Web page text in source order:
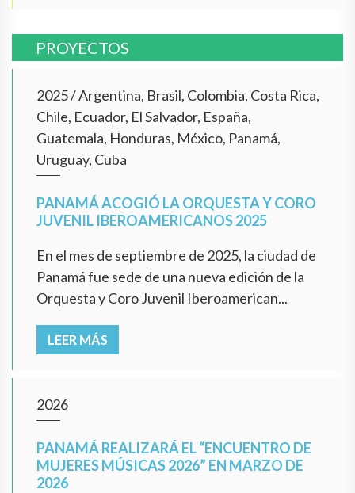
PROYECTOS
2025/Argentina, Brasil, Colombia, Costa Rica,
Chile, Ecuador, El Salvador, España,
Guatemala, Honduras, México, Panamá,
Uruguay, Cuba
PANAMÁ ACOGIÓ LA ORQUESTA Y CORO
JUVENIL IBEROAMERICANOS 2025
En el mes de septiembre de 2025, la ciudad de
Panamá fue sede de una nueva edición de la
Orquesta y Coro Juvenil Iberoamerican...
LEER MÁS
2026
PANAMÁ REALIZARÁ EL “ENCUENTRO DE
MUJERES MÚSICAS 2026” EN MARZO DE
2026